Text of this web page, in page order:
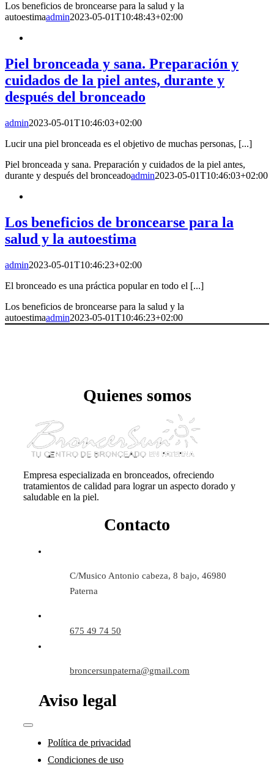
Los beneficios de broncearse para la salud y la
autoestimaadmin2023-05-01T10:48:43+02:00
Piel bronceada y sana. Preparación y
cuidados de la piel antes, durante y
después del bronceado
admin2023-05-01T10:46:03+02:00
Lucir una piel bronceada es el objetivo de muchas personas, [...]
Piel bronceada y sana. Preparación y cuidados de la piel antes,
durante y después del bronceadoadmin2023-05-01T10:46:03+02:00
Los beneficios de broncearse para la
salud y la autoestima
admin2023-05-01T10:46:23+02:00
El bronceado es una práctica popular en todo el [...]
Los beneficios de broncearse para la salud y la
autoestimaadmin2023-05-01T10:46:23+02:00
Quienes somos
Empresa especializada en bronceados, ofreciendo
tratamientos de calidad para lograr un aspecto dorado y
saludable en la piel.
Contacto
C/Musico Antonio cabeza, 8 bajo, 46980
Paterna
675 49 74 50
broncersunpaterna@gmail.com
Aviso legal
Toggle
NavigationPolítica de privacidad
Condiciones de uso